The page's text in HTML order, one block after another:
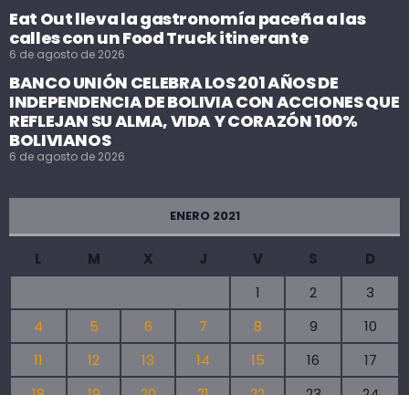
Eat Out lleva la gastronomía paceña a las
calles con un Food Truck itinerante
6 de agosto de 2026
BANCO UNIÓN CELEBRA LOS 201 AÑOS DE
INDEPENDENCIA DE BOLIVIA CON ACCIONES QUE
REFLEJAN SU ALMA, VIDA Y CORAZÓN 100%
BOLIVIANOS
6 de agosto de 2026
ENERO 2021
L M X J V S
D
1
2
3
4
5 6 7 8 9
10
11
12 13 14 15 16
17